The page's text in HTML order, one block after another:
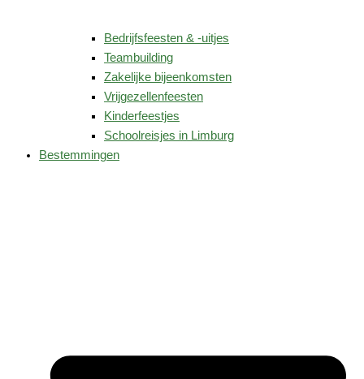
Bedrijfsfeesten & -uitjes
Teambuilding
Zakelijke bijeenkomsten
Vrijgezellenfeesten
Kinderfeestjes
Schoolreisjes in Limburg
Bestemmingen